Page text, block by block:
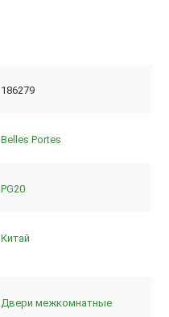
186279
Belles Portes
PG20
Китай
Двери межкомнатные